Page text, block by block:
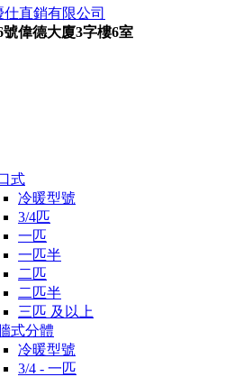
仕直銷有限公司
偉德大廈3字樓6室
式
冷暖型號
3/4匹
一匹
一匹半
二匹
二匹半
三匹 及以上
式分體
冷暖型號
3/4 - 一匹